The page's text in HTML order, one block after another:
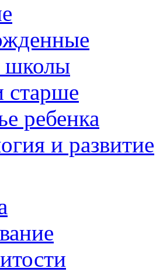
школы
старше
ребенка
и развитие